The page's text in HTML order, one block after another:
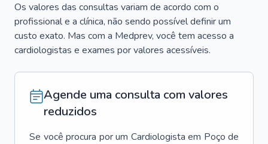
Os valores das consultas variam de acordo com o
profissional e a clínica, não sendo possível definir um
custo exato. Mas com a Medprev, você tem acesso a
cardiologistas e exames por valores acessíveis.
Agende uma consulta com valores
reduzidos
Se você procura por um Cardiologista em Poço de